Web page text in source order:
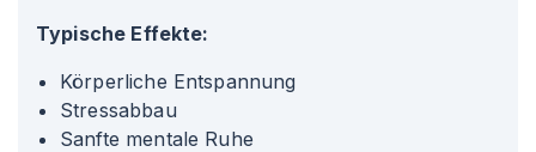
Typische Effekte:
Körperliche Entspannung
Stressabbau
Sanfte mentale Ruhe